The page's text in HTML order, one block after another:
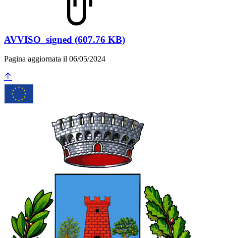
AVVISO_signed (607.76 KB)
Pagina aggiornata il 06/05/2024